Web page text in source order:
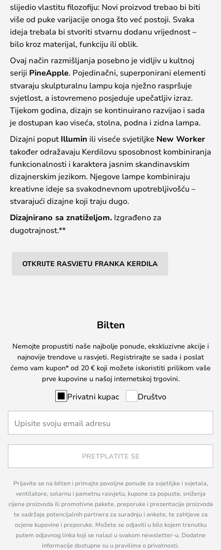
slijedio vlastitu filozofiju: Novi proizvod trebao bi biti
više od puke varijacije onoga što već postoji. Svaka
ideja trebala bi stvoriti stvarnu dodanu vrijednost –
bilo kroz materijal, funkciju ili oblik.
Ovaj način razmišljanja posebno je vidljiv u kultnoj
seriji PineApple. Pojedinačni, superponirani elementi
stvaraju skulpturalnu lampu koja nježno raspršuje
svjetlost, a istovremeno posjeduje upečatljiv izraz.
Tijekom godina, dizajn se kontinuirano razvijao i sada
je dostupan kao viseća, stolna, podna i zidna lampa.
Dizajni poput Illumin ili viseće svjetiljke New Worker
također odražavaju Kerdilovu sposobnost kombiniranja
funkcionalnosti i karaktera jasnim skandinavskim
dizajnerskim jezikom. Njegove lampe kombiniraju
kreativne ideje sa svakodnevnom upotrebljivošću –
stvarajući dizajne koji traju dugo.
Dizajnirano sa znatiželjom. Izgrađeno za
dugotrajnost.**
OTKRIJTE RASVJETU FRANKA KERDILA
Bilten
Nemojte propustiti naše najbolje ponude, ekskluzivne akcije i
najnovije trendove u rasvjeti. Registrirajte se sada i poslat
ćemo vam kupon* od 20 € koji možete iskoristiti prilikom vaše
prve kupovine u našoj internetskoj trgovini.
Privatni kupac Društvo
PRETPLATITE SE
Prijavite se na bilten i primajte povoljne ponude za svjetiljke i svjetala,
ventilatore, solarnu i pametnu rasvjetu, kupone za popuste, sniženja
cijena proizvoda ili promotivne pakete, preporuke i prezentacije proizvoda
te sadržaje potencijalnih partnera za suradnju i ankete, te zahtjeve za
ocjene kupovine i preporuke. Možete se odjaviti u bilo kojem trenutku
putem odjavnog linka koji se nalazi u svakom newsletter-u. Dodatne
informacije dostupne su u pravilima o privatnosti.